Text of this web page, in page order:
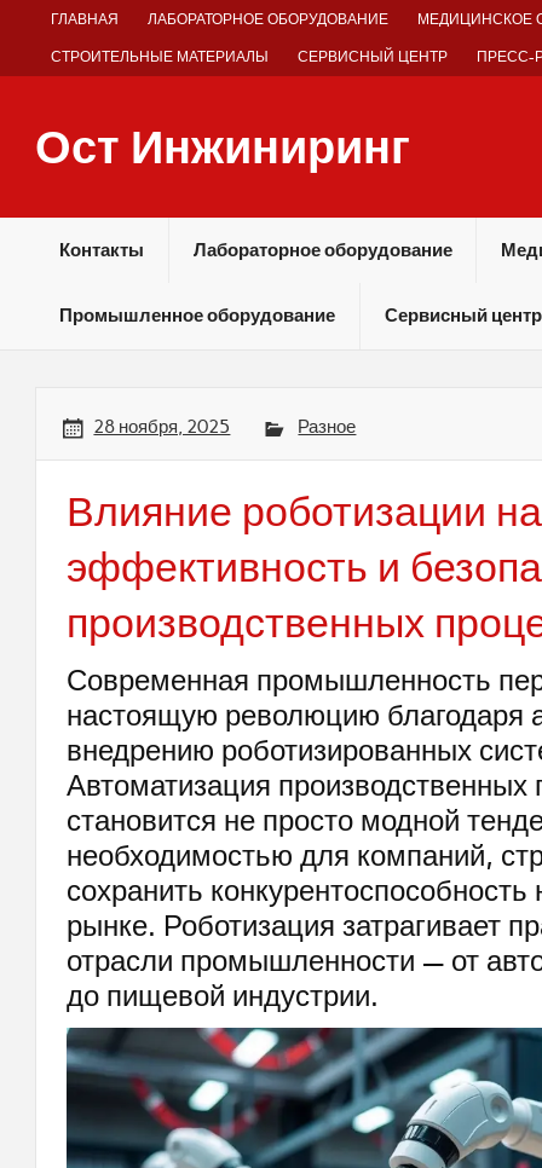
ГЛАВНАЯ ЛАБОРАТОРНОЕ ОБОРУДОВАНИЕ МЕДИЦИНСКОЕ
СТРОИТЕЛЬНЫЕ МАТЕРИАЛЫ СЕРВИСНЫЙ ЦЕНТР ПРЕСС-
Ост Инжиниринг
Контакты Лабораторное оборудование
Промышленное оборудование Сервисный центр
28 ноября, 2025 Разное
Влияние роботизации на
эффективность и
производственных
Современная промышленность
настоящую революцию благодаря
внедрению роботизированных
Автоматизация производственных
становится не просто модной
необходимостью для компаний,
сохранить
рынке. Роботизация затрагивает
отрасли промышленности — от
до пищевой индустрии.